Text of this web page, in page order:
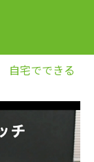
宅でできる